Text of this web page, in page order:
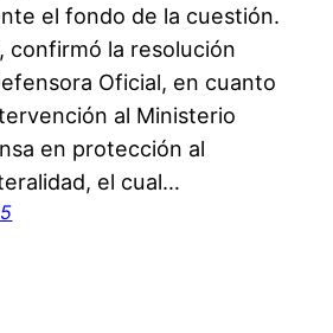
el fondo de la cuestión.
confirmó la resolución
Oficial, en cuanto
al Ministerio
en protección al
el cual…